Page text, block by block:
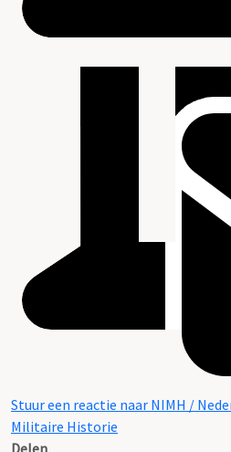
Stuur een reactie naar NIMH /
Militaire Historie